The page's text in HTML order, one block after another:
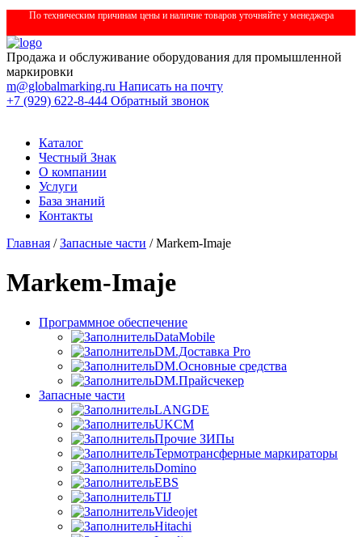
По техническим причинам цены и наличие товаров уточняйте у менеджера
Продажа и обслуживание оборудования для промышленной
маркировки
m@globalmarking.ru Написать на почту
+7 (929) 622-8-444 Обратный звонок
Каталог
Честный Знак
О компании
Услуги
База знаний
Контакты
Главная /Запасные части / Markem-Imaje
Markem-Imaje
Программное обеспечение
DataMobile
DM.Доставка Pro
DM.Основные средства
DM.Прайсчекер
Запасные части
LANGDE
UKCM
Прочие ЗИПы
Термотрансферные маркираторы
Domino
EBS
TIJ
Videojet
Hitachi